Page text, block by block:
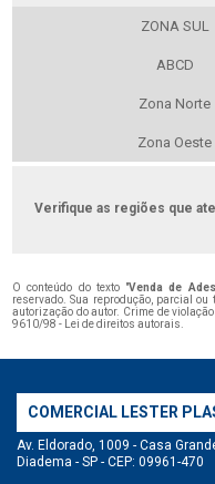
ZONA SUL
ABCD
Zona Norte
Zona Oeste
Verifique as regiões que
O conteúdo do texto "Venda de
reservado. Sua reprodução, parcial
autorização do autor. Crime de
9610/98 - Lei de direitos autorais
COMERCIAL LESTER
Av. Eldorado, 1009 - Casa
Diadema - SP - CEP: 09961-470